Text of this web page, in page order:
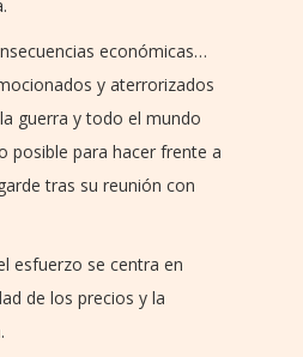
económicas…
y aterrorizados
guerra y todo el mundo
posible para hacer frente a
tras su reunión con
esfuerzo se centra en
de los precios y la